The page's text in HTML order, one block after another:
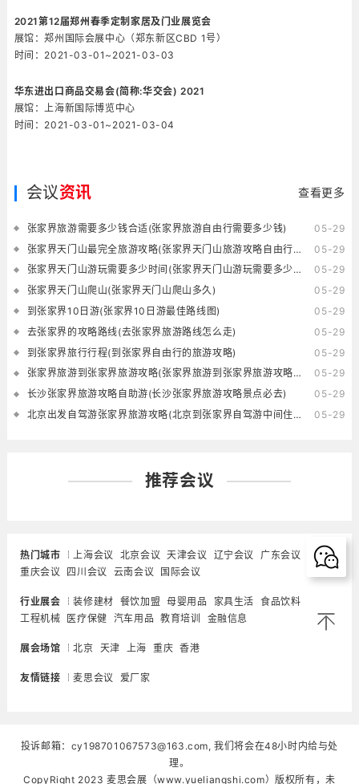
2021第12届郑州春季定制家居及门业展览会
展馆：郑州国际会展中心（郑东新区CBD 1号）
时间：2021-03-01~2021-03-03
华东进出口商品交易会(简称:华交会) 2021
展馆：上海新国际博览中心
时间：2021-03-01~2021-03-04
会议资讯 查看更多
张家界旅游需要多少钱合适(张家界旅游自由行需要多少钱)
05-29
张家界天门山最完全旅游攻略(张家界天门山旅游攻略自由行三天)
05-29
张家界天门山游玩需要多少时间(张家界天门山游玩需要多少时间的核酸)
05-29
张家界天门山爬山(张家界天门山爬山多久)
05-29
到张家界10日游(张家界10日游最佳路线图)
05-29
去张家界的攻略路线(去张家界旅游路线怎么走)
05-29
到张家界旅行行程(到张家界自由行的旅游攻略)
05-29
张家界旅游到张家界旅游攻略(张家界旅游到张家界旅游攻略一日游)
05-29
长沙张家界旅游攻略自助游(长沙张家界旅游攻略景点必去)
05-29
北京出发自驾游张家界旅游攻略(北京到张家界自驾游中间住在哪里好)
05-29
推荐会议
热门城市 上海会议 北京会议 天津会议 辽宁会议
广东会议
重庆会议
四川会议 云南会议 国际会议
行业展会 装修建材 餐饮加盟 母婴用品 家具生活 食品饮料
工程机械 医疗保健 汽车用品 教育培训 金融信息
展会场馆 北京 天津 上海 重庆 香港
友情链接 麦思会议 爱厂家
投诉邮箱：cy198701067573@163.com, 我们将会在48小时内给与处
理。
CopyRight 2023 麦思会展（www.yueliangshi.com）版权所有，未